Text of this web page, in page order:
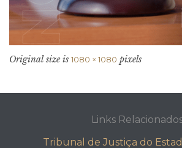
Original size is 1080 × 1080 pixels
Links
Tribunal de Justiça do